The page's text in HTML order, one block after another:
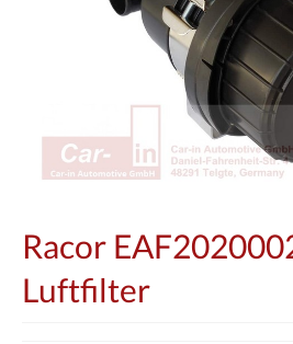
Racor
Luftfilter